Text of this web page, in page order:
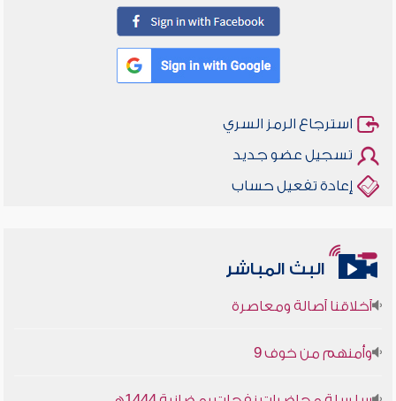
استرجاع الرمز السري
تسجيل عضو جديد
إعادة تفعيل حساب
البث المباشر